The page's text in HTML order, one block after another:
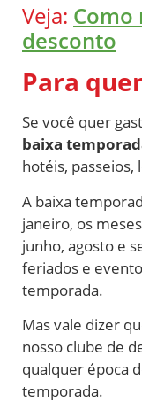
Veja: Como
desconto
Para
Se você quer
baixa
hotéis, passeios,
A baixa
janeiro, os
junho, agosto e
feriados e
temporada.
Mas vale dizer
nosso clube de
qualquer época
temporada.